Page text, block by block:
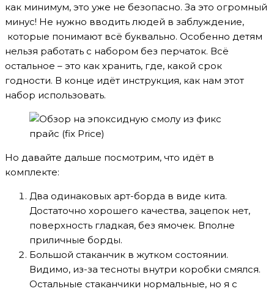
как минимум, это уже не безопасно. За это огромный
минус! Не нужно вводить людей в заблуждение,
которые понимают всё буквально. Особенно детям
нельзя работать с набором без перчаток. Всё
остальное – это как хранить, где, какой срок
годности. В конце идёт инструкция, как нам этот
набор использовать.
Но давайте дальше посмотрим, что идёт в
комплекте:
Два одинаковых арт-борда в виде кита.
Достаточно хорошего качества, зацепок нет,
поверхность гладкая, без ямочек. Вполне
приличные борды.
Большой стаканчик в жутком состоянии.
Видимо, из-за тесноты внутри коробки смялся.
Остальные стаканчики нормальные, но я с